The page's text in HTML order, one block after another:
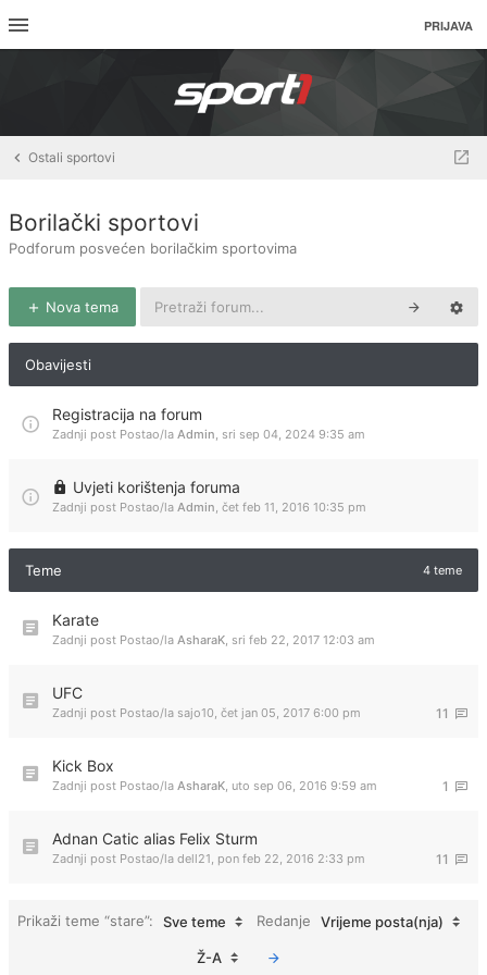
PRIJAVA
Ostali sportovi
Borilački sportovi
Podforum posvećen borilačkim sportovima
Nova tema
Obavijesti
Registracija na forum
Zadnji post Postao/la Admin, sri sep 04, 2024 9:35 am
Uvjeti korištenja foruma
Zadnji post Postao/la Admin, čet feb 11, 2016 10:35 pm
Teme 4 teme
Karate
Zadnji post Postao/la AsharaK, sri feb 22, 2017 12:03 am
UFC
11
Zadnji post Postao/la sajo10, čet jan 05, 2017 6:00 pm
Kick Box
1
Zadnji post Postao/la AsharaK, uto sep 06, 2016 9:59 am
Adnan Catic alias Felix Sturm
11
Zadnji post Postao/la dell21, pon feb 22, 2016 2:33 pm
Prikaži teme “stare”: Sve teme Redanje Vrijeme posta(nja)
Ž-A